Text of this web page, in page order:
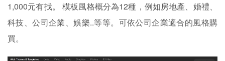
1,000元有找。 模板風格概分為12種，例如房地產、婚禮、
科技、公司企業、娛樂..等等。可依公司企業適合的風格購
買。